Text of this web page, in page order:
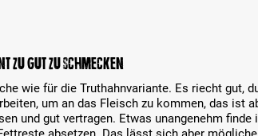
zu gut zu schmecken
wie für die Truthahnvariante. Es riecht gut,
um an das Fleisch zu kommen, das ist
und gut vertragen. Etwas unangenehm finde